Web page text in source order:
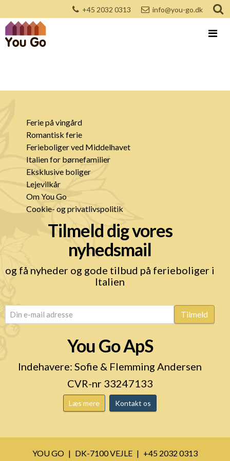
+45 2032 0313 info@you-go.dk
Ferie på vingård
Romantisk ferie
Ferieboliger ved Middelhavet
Italien for børnefamilier
Eksklusive boliger
Lejevilkår
Om You Go
Cookie- og privatlivspolitik
Tilmeld dig vores
nyhedsmail
og få nyheder og gode tilbud på ferieboliger i
Italien
email (Påkrævet) Tilmeld
You Go ApS
Indehavere: Sofie & Flemming Andersen
CVR-nr 33247133
Læs mere Kontakt os
YOU GO DK-7100 VEJLE
+45 2032 0313